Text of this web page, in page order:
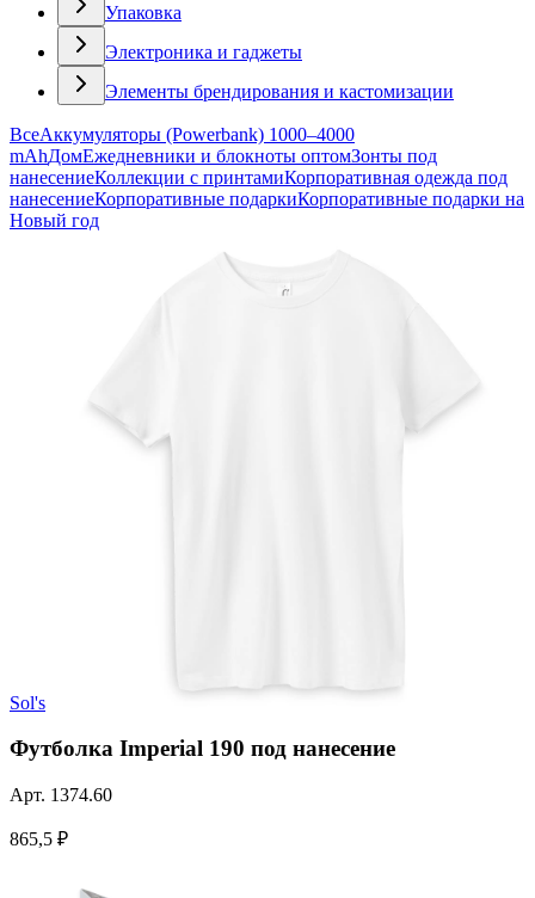
Упаковка
Электроника и гаджеты
Элементы брендирования и кастомизации
ВсеАккумуляторы (Powerbank) 1000–4000
mAhДомЕжедневники и блокноты оптомЗонты под
нанесениеКоллекции с принтамиКорпоративная одежда под
нанесениеКорпоративные подаркиКорпоративные подарки на
Новый год
Sol's
Футболка Imperial 190 под нанесение
Арт. 1374.60
865,5 ₽